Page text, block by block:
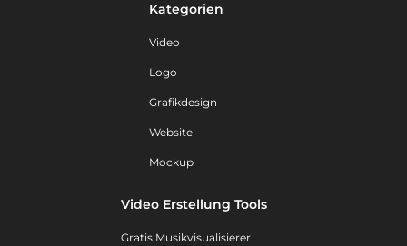
Kategorien
Video
Logo
Grafikdesign
Website
Mockup
Video Erstellung Tools
Gratis Musikvisualisierer